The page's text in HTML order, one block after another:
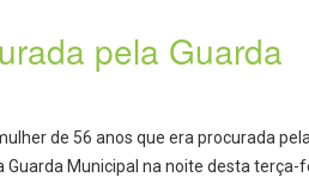
pela Guarda
de 56 anos que era procurada pela
Municipal na noite desta terça-